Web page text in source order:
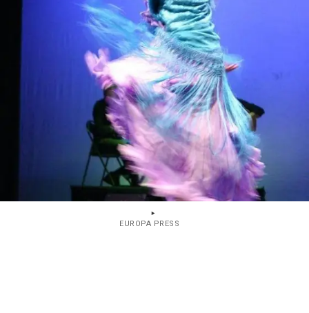
EUROPA PRESS